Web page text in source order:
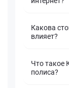
Какова
влияет?
Что такое
полиса?